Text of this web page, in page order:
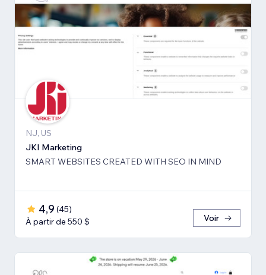
NJ, US
JKI Marketing
SMART WEBSITES CREATED WITH SEO IN MIND
4,9 (45)
À partir de 550 $
Voir